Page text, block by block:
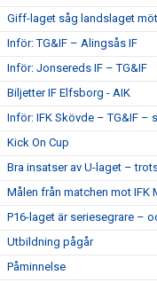
Giff-laget såg landslaget
Inför: TG&IF – Alingsås IF
Inför: Jonsereds IF – TG&IF
Biljetter IF Elfsborg - AIK
Inför: IFK Skövde – TG&IF –
Kick On Cup
Bra insatser av U-laget –
Målen från matchen mot IFK
P16-laget är seriesegrare –
Utbildning pågår
Påminnelse